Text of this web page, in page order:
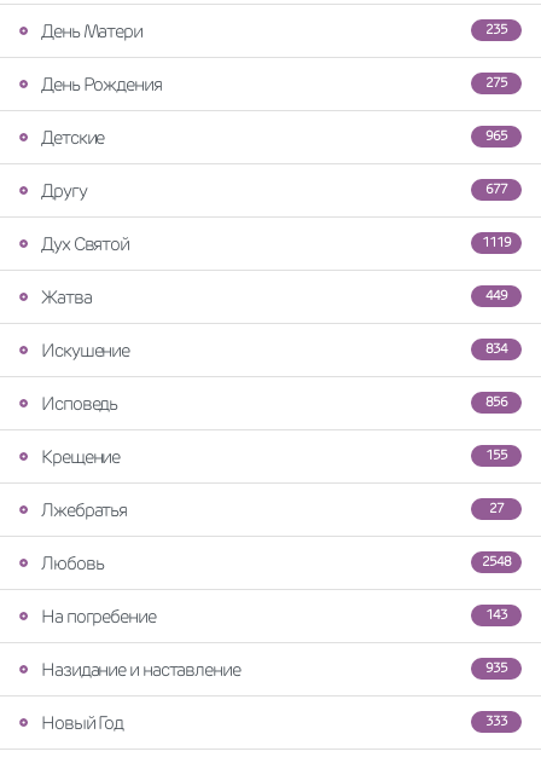
235
День Матери
275
День Рождения
965
Детские
677
Другу
1119
Дух Святой
449
Жатва
834
Искушение
856
Исповедь
155
Крещение
27
Лжебратья
2548
Любовь
143
На погребение
935
Назидание и наставление
333
Новый Год